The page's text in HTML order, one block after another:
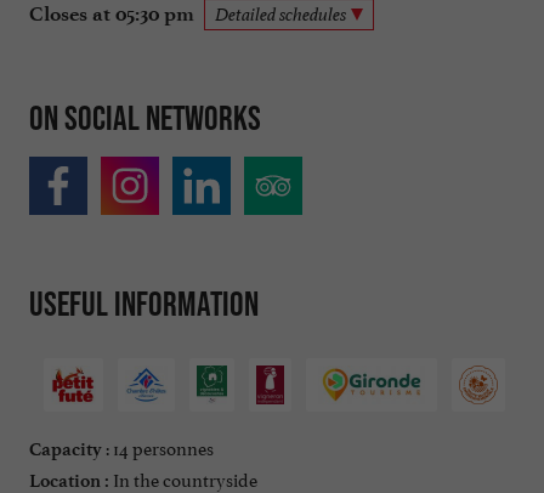
Closes at 05:30 pm Detailed schedules
On social networks
Useful information
Capacity : 14 personnes
Location : In the countryside